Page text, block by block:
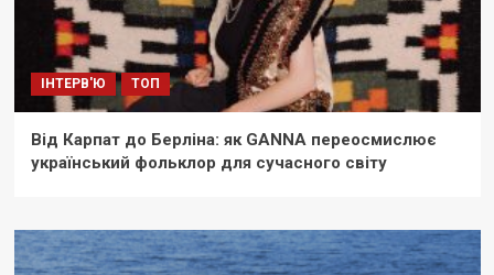
ІНТЕРВ'Ю ТОП
Від Карпат до Берліна: як GANNA переосмислює
український фольклор для сучасного світу